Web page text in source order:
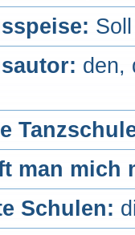
den,
man mich
Schulen: